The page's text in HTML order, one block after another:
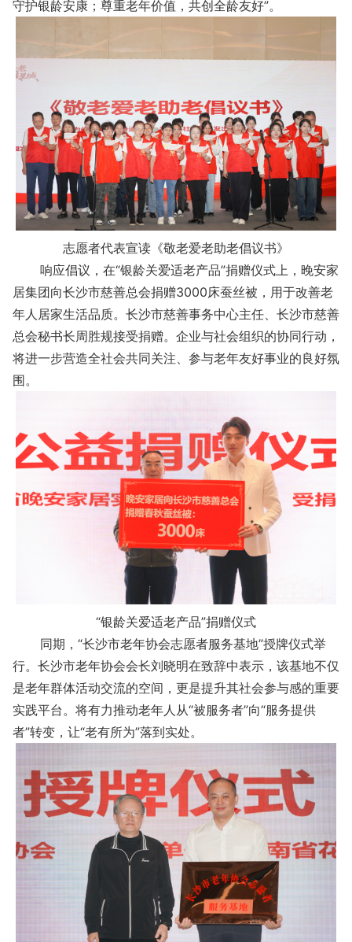
守护银龄安康；尊重老年价值，共创全龄友好”。
志愿者代表宣读《敬老爱老助老倡议书》
响应倡议，在“银龄关爱适老产品”捐赠仪式上，晚安家
居集团向长沙市慈善总会捐赠3000床蚕丝被，用于改善老
年人居家生活品质。长沙市慈善事务中心主任、长沙市慈善
总会秘书长周胜规接受捐赠。企业与社会组织的协同行动，
将进一步营造全社会共同关注、参与老年友好事业的良好氛
围。
“银龄关爱适老产品”捐赠仪式
同期，“长沙市老年协会志愿者服务基地”授牌仪式举
行。长沙市老年协会会长刘晓明在致辞中表示，该基地不仅
是老年群体活动交流的空间，更是提升其社会参与感的重要
实践平台。将有力推动老年人从“被服务者”向“服务提供
者”转变，让“老有所为”落到实处。